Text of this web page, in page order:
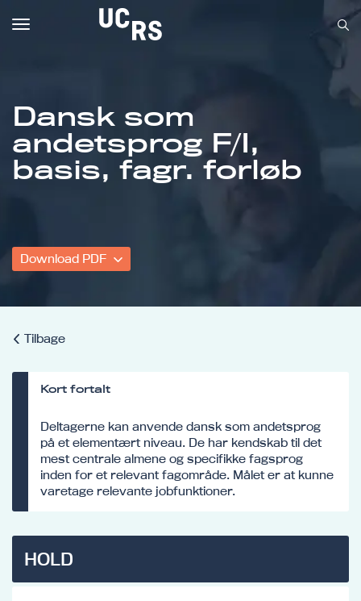
Om UCRS
Bliv faglært
Dansk som
andetsprog F/I,
basis, fagr. forløb
Download PDF
Tilbage
Kort fortalt
Deltagerne kan anvende dansk som andetsprog
på et elementært niveau. De har kendskab til det
mest centrale almene og specifikke fagsprog
inden for et relevant fagområde. Målet er at kunne
varetage relevante jobfunktioner.
HOLD